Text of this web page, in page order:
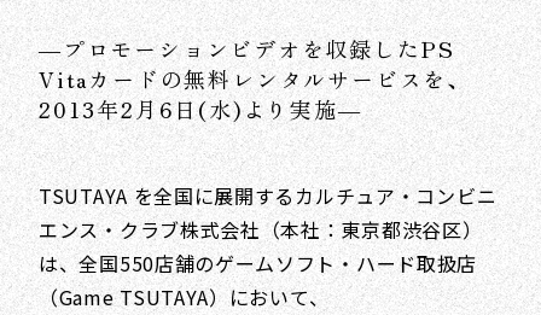
―プロモーションビデオを収録したPS
Vitaカードの無料レンタルサービスを、
2013年2月6日(水)より実施―
TSUTAYA を全国に展開するカルチュア・コンビニ
エンス・クラブ株式会社（本社：東京都渋谷区）
は、全国550店舗のゲームソフト・ハード取扱店
（Game TSUTAYA）において、